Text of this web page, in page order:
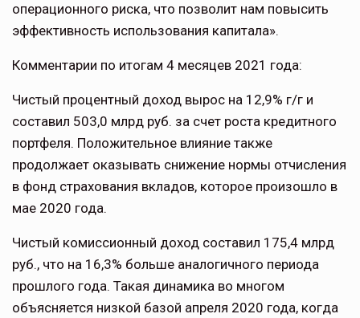
операционного риска, что позволит нам повысить
эффективность использования капитала».
Комментарии по итогам 4 месяцев 2021 года:
Чистый процентный доход вырос на 12,9% г/г и
составил 503,0 млрд руб. за счет роста кредитного
портфеля. Положительное влияние также
продолжает оказывать снижение нормы отчисления
в фонд страхования вкладов, которое произошло в
мае 2020 года.
Чистый комиссионный доход составил 175,4 млрд
руб., что на 16,3% больше аналогичного периода
прошлого года. Такая динамика во многом
объясняется низкой базой апреля 2020 года, когда